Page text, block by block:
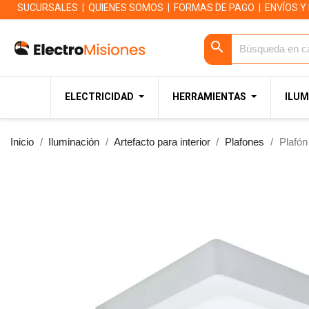
SUCURSALES QUIENES SOMOS FORMAS DE PAGO ENVÍOS
search
ELECTRICIDAD HERRAMIENTAS
Inicio Iluminación Artefacto para interior Plafones